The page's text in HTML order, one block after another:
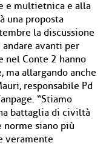
e multietnica e alla
una proposta
la discussione
avanti per
nel Conte 2 hanno
allargando anche
responsabile Pd
“Stiamo
battaglia di civiltà
norme siano più
veramente